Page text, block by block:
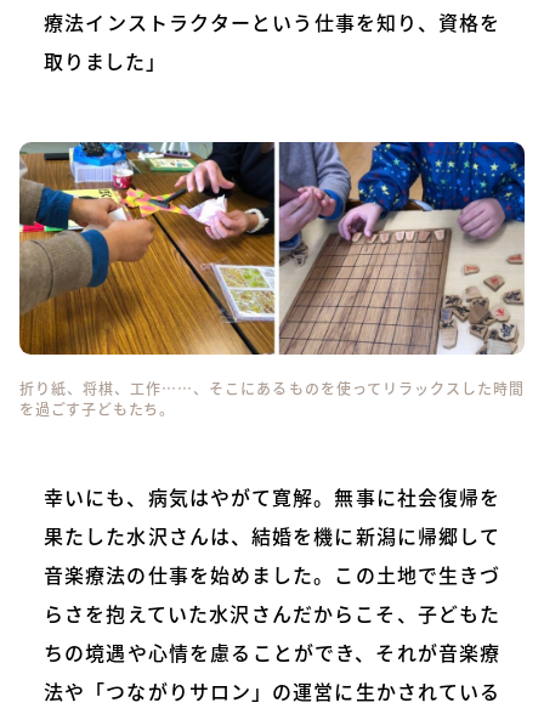
療法インストラクターという仕事を知り、資格を
取りました」
折り紙、将棋、工作……、そこにあるものを使ってリラックスした時間
を過ごす子どもたち。
幸いにも、病気はやがて寛解。無事に社会復帰を
果たした水沢さんは、結婚を機に新潟に帰郷して
音楽療法の仕事を始めました。この土地で生きづ
らさを抱えていた水沢さんだからこそ、子どもた
ちの境遇や心情を慮ることができ、それが音楽療
法や「つながりサロン」の運営に生かされている